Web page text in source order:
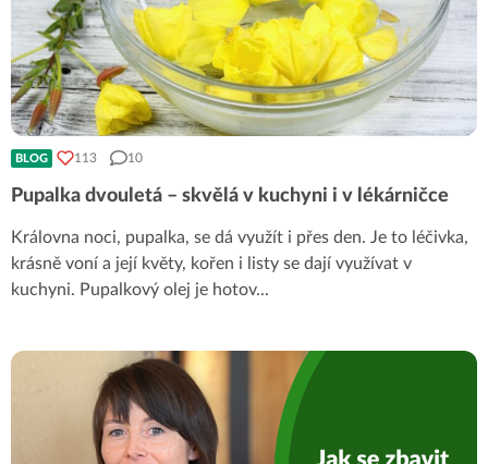
BLOG 113 10
Pupalka dvouletá – skvělá v kuchyni i v lékárničce
Královna noci, pupalka, se dá využít i přes den. Je to léčivka,
krásně voní a její květy, kořen i listy se dají využívat v
kuchyni. Pupalkový olej je hotov...